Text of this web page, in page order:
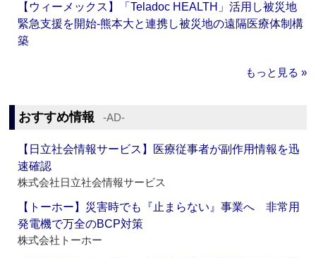
【ウィーメックス】「Teladoc HEALTH」活用し被災地
緊急支援を開始‐熊本大と連携し被災地の遠隔医療体制構
築
もっと見る »
おすすめ情報 ‐AD‐
【日立社会情報サービス】医療従事者が副作用情報を迅
速確認
株式会社日立社会情報サービス
【トーホー】災害時でも『止まらない』事業へ 非常用
発電機で万全のBCP対策
株式会社トーホー